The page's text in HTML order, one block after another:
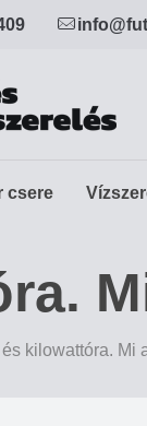
csere
kilowattóra. Mi